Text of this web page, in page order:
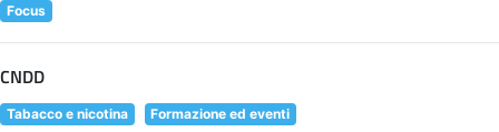
Focus
CNDD
Tabacco e nicotina
Formazione ed eventi